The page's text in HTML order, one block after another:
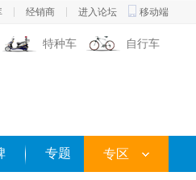
经销商 进入论坛 移动端
特种车 自行车
专题 专区